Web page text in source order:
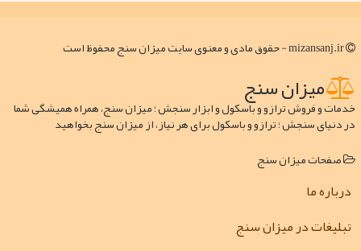
میزان سنج
خدمات و فروش ترازو و باسکول و ابزار سنجش ؛ میزان سنج، همراه همیشگی شما
در دنیای سنجش ؛ ترازو و باسکول برای هر نیاز، از میزان سنج بخواهید
صفحات میزان سنج
درباره ما
تبلیغات در میزان سنج